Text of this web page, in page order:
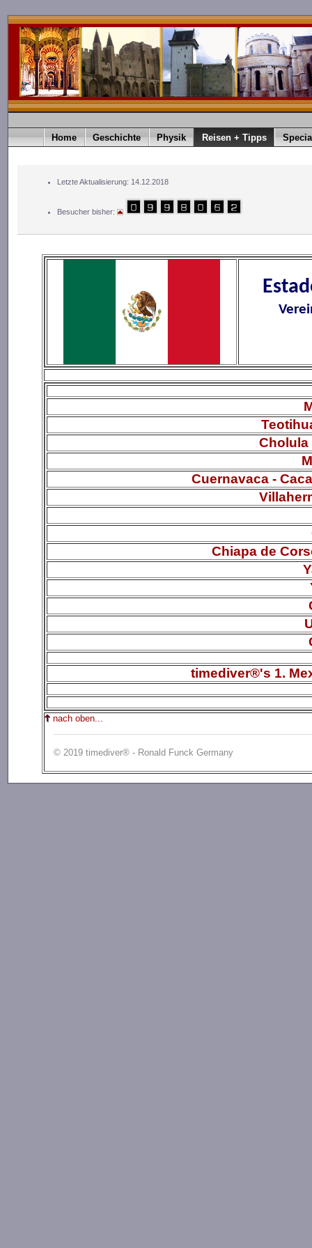
Home Geschichte Physik Reisen + Tipps
Letzte Aktualisierung: 14.12.2018
Besucher bisher:
Cholula
Cuernavaca -
Chiapa de
timediver®'s 1.
nach oben...
© 2019 timediver® - Ronald Funck Germany